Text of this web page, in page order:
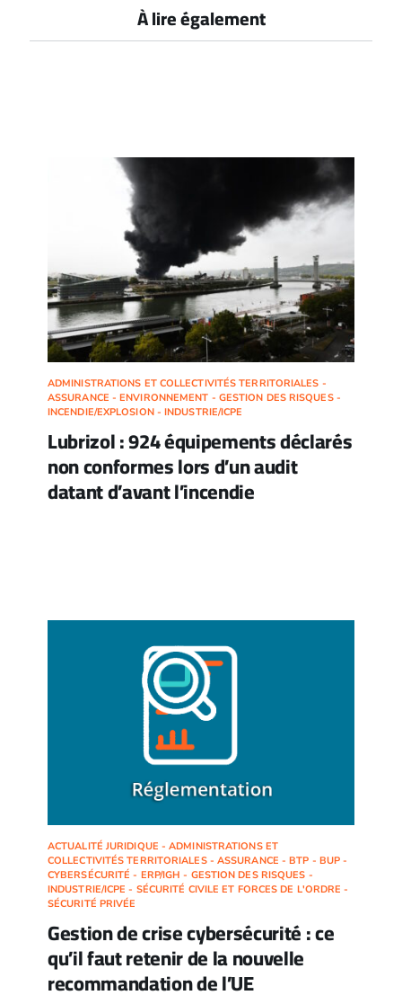
À lire également
ADMINISTRATIONS ET COLLECTIVITÉS TERRITORIALES -
ASSURANCE - ENVIRONNEMENT - GESTION DES RISQUES -
INCENDIE/EXPLOSION - INDUSTRIE/ICPE
Lubrizol : 924 équipements déclarés
non conformes lors d’un audit
datant d’avant l’incendie
ACTUALITÉ JURIDIQUE - ADMINISTRATIONS ET
COLLECTIVITÉS TERRITORIALES - ASSURANCE - BTP - BUP -
CYBERSÉCURITÉ - ERP/IGH - GESTION DES RISQUES -
INDUSTRIE/ICPE - SÉCURITÉ CIVILE ET FORCES DE L'ORDRE -
SÉCURITÉ PRIVÉE
Gestion de crise cybersécurité : ce
qu’il faut retenir de la nouvelle
recommandation de l’UE